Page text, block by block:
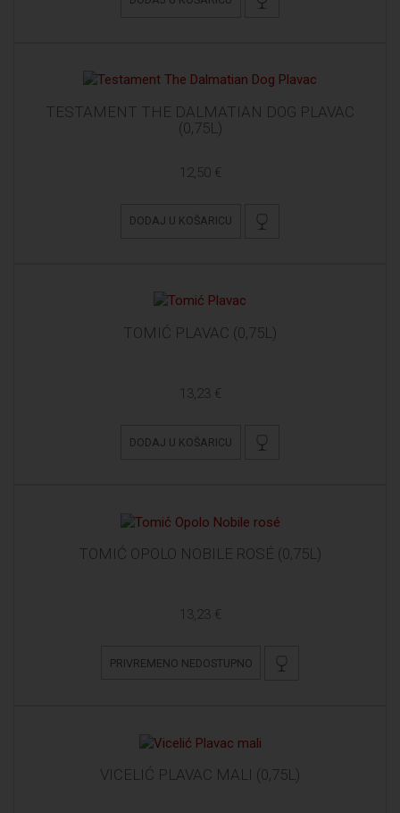
TESTAMENT THE DALMATIAN DOG PLAVAC
(0,75L)
12,50 €
DODAJ U KOŠARICU
TOMIĆ PLAVAC (0,75L)
13,23 €
DODAJ U KOŠARICU
TOMIĆ OPOLO NOBILE ROSÉ (0,75L)
13,23 €
PRIVREMENO NEDOSTUPNO
VICELIĆ PLAVAC MALI (0,75L)